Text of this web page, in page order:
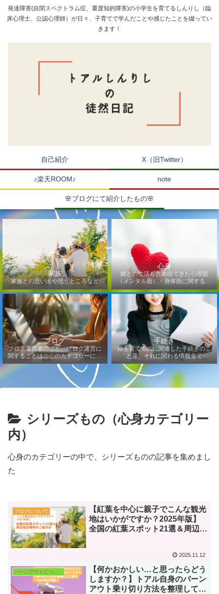
発達障害(自閉スペクトラム症、重度知的障害)の小学生を育てるしんりし（臨
床心理士、公認心理師）が日々、子育てで学んだことや感じたことを綴ってい
きます！
自己紹介 X（旧Twitter）
♪楽天ROOM♪ note
🌸ブログにて紹介したもの🌸
家族
家族との思い出や思うところなど
心身
娘との生活も含め出てきた心理面
（メンタル面）・身体面に関するこ
となど
ブログ
ブログ運営者のこと、ブログ運営に
関することはここのカテゴリーにな
ります
手続き
娘を育てるのに関連した手続きのこ
と等、それに関わる情報全て
シリーズもの（心身カテゴリー
内）
心身のカテゴリーの中で、シリーズものの記事を集めまし
た
ブログについて
【紅葉を中心に親子でこんな観光
地はいかがですか？2025年版】
全国の紅葉スポット21選＆周辺宿
2025.11.12
【何かおかしい…と思ったらどう
しますか？】トアル自身のバーン
アウト乗り切り方法を整理してご